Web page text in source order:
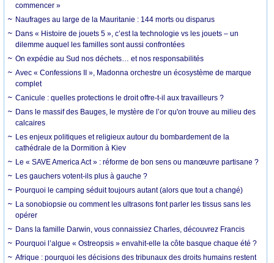
commencer »
Naufrages au large de la Mauritanie : 144 morts ou disparus
Dans « Histoire de jouets 5 », c’est la technologie vs les jouets – un
dilemme auquel les familles sont aussi confrontées
On expédie au Sud nos déchets… et nos responsabilités
Avec « Confessions II », Madonna orchestre un écosystème de marque
complet
Canicule : quelles protections le droit offre-t-il aux travailleurs ?
Dans le massif des Bauges, le mystère de l’or qu'on trouve au milieu des
calcaires
Les enjeux politiques et religieux autour du bombardement de la
cathédrale de la Dormition à Kiev
Le « SAVE America Act » : réforme de bon sens ou manœuvre partisane ?
Les gauchers votent-ils plus à gauche ?
Pourquoi le camping séduit toujours autant (alors que tout a changé)
La sonobiopsie ou comment les ultrasons font parler les tissus sans les
opérer
Dans la famille Darwin, vous connaissiez Charles, découvrez Francis
Pourquoi l’algue « Ostreopsis » envahit-elle la côte basque chaque été ?
Afrique : pourquoi les décisions des tribunaux des droits humains restent